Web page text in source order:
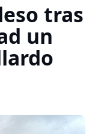
tras
un